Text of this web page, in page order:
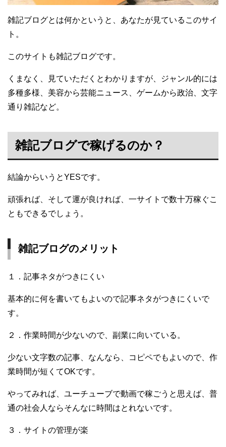
雑記ブログとは何かというと、あなたが見ているこのサイ
ト。
このサイトも雑記ブログです。
くまなく、見ていただくとわかりますが、ジャンル的には
多種多様、美容から芸能ニュース、ゲームから政治、文字
通り雑記など。
雑記ブログで稼げるのか？
結論からいうとYESです。
頑張れば、そして運が良ければ、一サイトで数十万稼ぐこ
ともできるでしょう。
雑記ブログのメリット
１．記事ネタがつきにくい
基本的に何を書いてもよいので記事ネタがつきにくいで
す。
２．作業時間が少ないので、副業に向いている。
少ない文字数の記事、なんなら、コピペでもよいので、作
業時間が短くてOKです。
やってみれば、ユーチューブで動画で稼ごうと思えば、普
通の社会人ならそんなに時間はとれないです。
３．サイトの管理が楽